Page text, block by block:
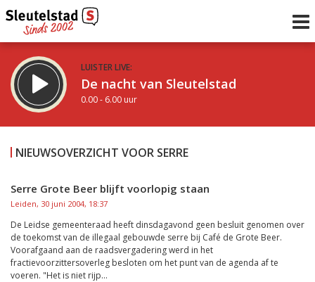
LUISTER LIVE:
De nacht van Sleutelstad
0.00 - 6.00 uur
De ochtend van Sleutelstad
Inklappen
NIEUWSOVERZICHT VOOR SERRE
Serre Grote Beer blijft voorlopig staan
Leiden, 30 juni 2004, 18:37
De Leidse gemeenteraad heeft dinsdagavond geen besluit genomen over
de toekomst van de illegaal gebouwde serre bij Café de Grote Beer.
Voorafgaand aan de raadsvergadering werd in het
fractievoorzittersoverleg besloten om het punt van de agenda af te
voeren. "Het is niet rijp...